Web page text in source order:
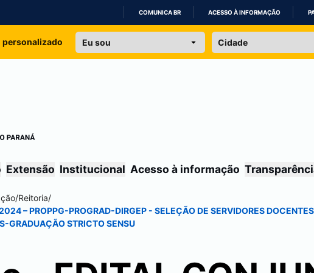
IR
COMUNICA BR ACESSO À INFORMAÇÃO
personalizado
Extensão Institucional Acesso à informação
/Reitoria/
– PROPPG-PROGRAD-DIRGEP - SELEÇÃO DE SERVIDORES
GRADUAÇÃO STRICTO SENSU